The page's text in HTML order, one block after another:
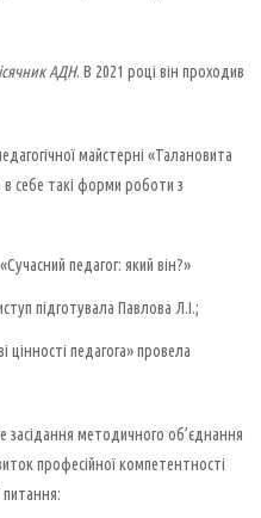
АДН. В 2021 році він проходив
майстерні «Талановита
себе такі форми роботи з
педагог: який він?»
підготувала Павлова Л.І.;
цінності педагога» провела
засідання методичного об’єднання
професійної компетентності
питання: